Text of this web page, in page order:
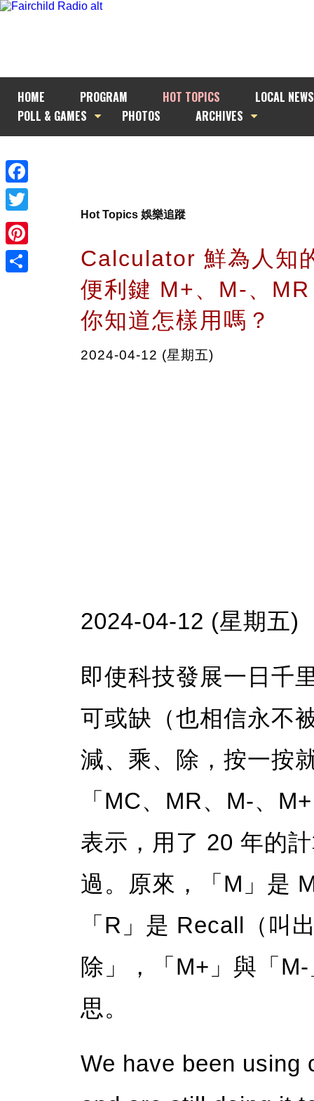
HOME PROGRAM HOT TOPICS
LOCAL NEWS
POLL & GAMES
PHOTOS ARCHIVES
Facebook
Twitter
Pinterest
Hot Topics 娛樂追蹤
Calculator 鮮為人知
便利鍵 M+、M-、
你知道怎樣用嗎？
2024-04-12 (星期五)
2024-04-12 (星期五)
即使科技發展一日千
可或缺（也相信永不
減、乘、除，按一按
「MC、MR、M-、
表示，用了 20 年的
過。原來，「M」是
「R」是 Recall（叫
除」，「M+」與「
思。
We have been using